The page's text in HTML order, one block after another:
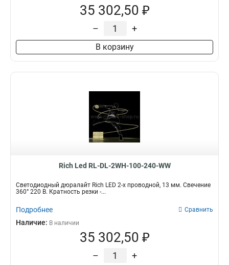
35 302,50 ₽
– +
В корзину
Rich Led RL-DL-2WH-100-240-WW
Светодиодный дюралайт Rich LED 2-х проводной, 13 мм. Свечение
360° 220 В. Кратность резки -...
Подробнее Сравнить
Наличие: В наличии
35 302,50 ₽
– +